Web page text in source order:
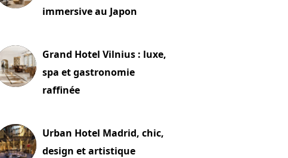
immersive au Japon
Grand Hotel Vilnius : luxe,
spa et gastronomie
raffinée
Urban Hotel Madrid, chic,
design et artistique